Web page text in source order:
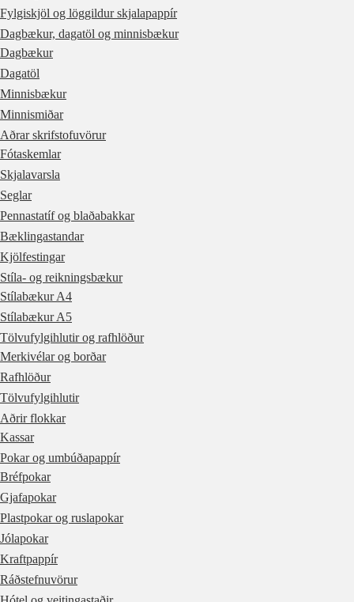
Fylgiskjöl og löggildur skjalapappír
Dagbækur, dagatöl og minnisbækur
Dagbækur
Dagatöl
Minnisbækur
Minnismiðar
Aðrar skrifstofuvörur
Fótaskemlar
Skjalavarsla
Seglar
Pennastatíf og blaðabakkar
Bæklingastandar
Kjölfestingar
Stíla- og reikningsbækur
Stílabækur A4
Stílabækur A5
Tölvufylgihlutir og rafhlöður
Merkivélar og borðar
Rafhlöður
Tölvufylgihlutir
Aðrir flokkar
Kassar
Pokar og umbúðapappír
Bréfpokar
Gjafapokar
Plastpokar og ruslapokar
Jólapokar
Kraftpappír
Ráðstefnuvörur